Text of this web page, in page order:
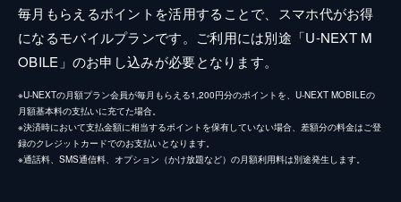
毎月もらえるポイントを活用することで、スマホ代がお得
になるモバイルプランです。ご利用には別途「U-NEXT M
OBILE」のお申し込みが必要となります。
※U-NEXTの月額プラン会員が毎月もらえる1,200円分のポイントを、U-NEXT MOBILEの
月額基本料の支払いに充てた場合。
※決済時において支払金額に相当するポイントを保有していない場合、差額分の料金はご登
録のクレジットカードでのお支払いとなります。
※通話料、SMS通信料、オプション（かけ放題など）の月額利用料は別途発生します。